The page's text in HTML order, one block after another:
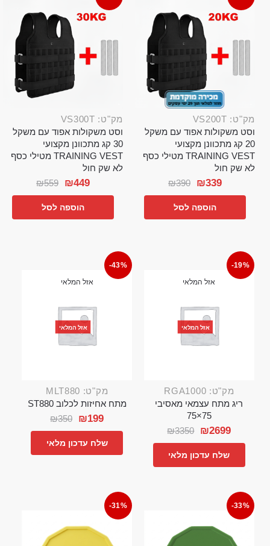
מק"ט: VS200T
וסט משקולות אפוד עם משקל
20 קג מתכוונן מקצועי
TRAINING VEST מטילי כסף
לא שק חול
₪390 ₪339
הוספה לסל
מק"ט: VS300T
וסט משקולות אפוד עם משקל
30 קג מתכוונן מקצועי
TRAINING VEST מטילי כסף
לא שק חול
₪559 ₪449
הוספה לסל
-19%
אזל המלאי
אזל המלאי
מק"ט: RGA1000
ריג מתח עצמאי מאסיבי
75×75
₪3350 ₪2699
שלח עדכון מלאי
-43%
אזל המלאי
אזל המלאי
מק"ט: MLT880
מתח אחיזות לכלוב ST880
₪350 ₪199
שלח עדכון מלאי
-33%
-31%